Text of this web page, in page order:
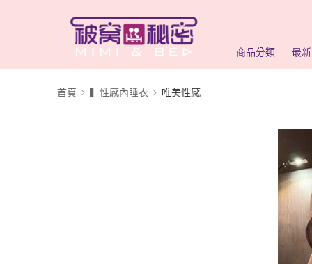
商品分類 最
首頁 ▍性感內睡衣 唯美性感